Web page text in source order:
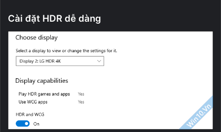
Cài đặt HDR dễ dàng